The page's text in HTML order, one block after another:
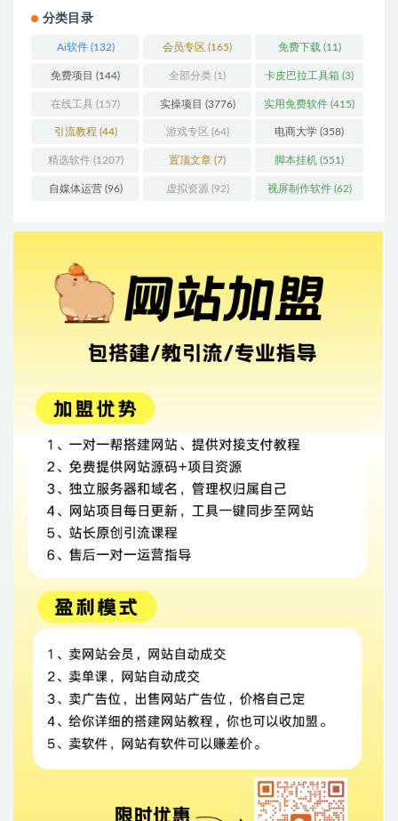
分类目录
Ai软件(132) 会员专区 (165) 免费下载 (11)
免费项目 (144) 全部分类 (1) 卡皮巴拉工具箱 (3)
在线工具 (157) 实操项目 (3776) 实用免费软件 (415)
引流教程 (44) 游戏专区 (64) 电商大学 (358)
精选软件(1207) 置顶文章 (7) 脚本挂机 (551)
自媒体运营(96) 虚拟资源 (92) 视屏制作软件(62)